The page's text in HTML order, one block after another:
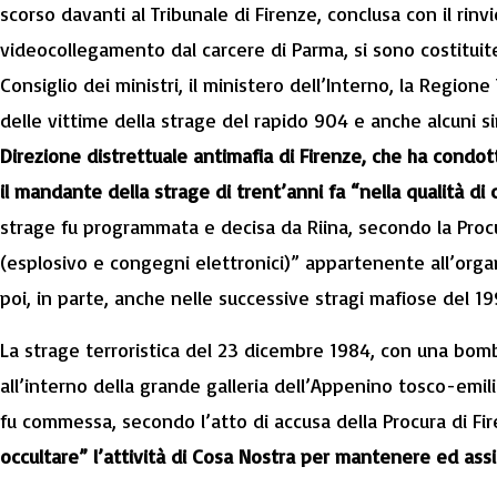
scorso davanti al Tribunale di Firenze, conclusa con il
videocollegamento dal carcere di Parma, si sono
Consiglio dei ministri, il ministero dell’Interno, la Regione
delle vittime della strage del rapido 904 e anche alcuni
Direzione distrettuale antimafia di Firenze, che ha
il mandante della strage di trent’anni fa “nella qualità di
strage fu programmata e decisa da Riina, secondo la
(esplosivo e congegni elettronici)” appartenente
poi, in parte, anche nelle successive stragi mafiose del
La strage terroristica del 23 dicembre 1984, con una
all’interno della grande galleria dell’Appenino tosco-
fu commessa, secondo l’atto di accusa della Procura di
occultare” l’attività di Cosa Nostra per mantenere ed